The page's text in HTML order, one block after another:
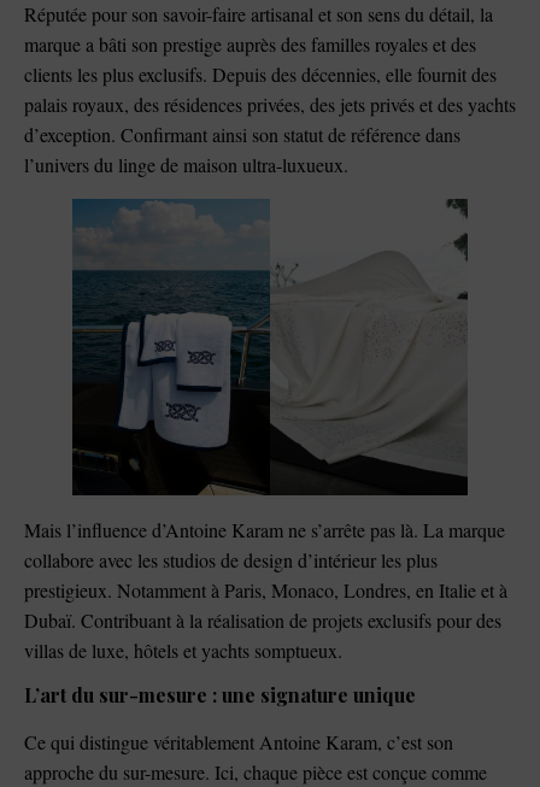
Réputée pour son savoir-faire artisanal et son sens du détail, la
marque a bâti son prestige auprès des familles royales et des
clients les plus exclusifs. Depuis des décennies, elle fournit des
palais royaux, des résidences privées, des jets privés et des yachts
d’exception. Confirmant ainsi son statut de référence dans
l’univers du linge de maison ultra-luxueux.
Mais l’influence d’Antoine Karam ne s’arrête pas là. La marque
collabore avec les studios de design d’intérieur les plus
prestigieux. Notamment à Paris, Monaco, Londres, en Italie et à
Dubaï. Contribuant à la réalisation de projets exclusifs pour des
villas de luxe, hôtels et yachts somptueux.
L’art du sur-mesure : une signature unique
Ce qui distingue véritablement Antoine Karam, c’est son
approche du sur-mesure. Ici, chaque pièce est conçue comme